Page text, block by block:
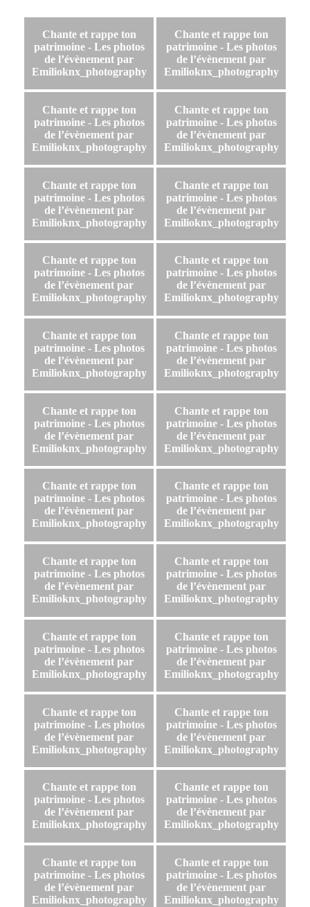
Chante et rappe ton
patrimoine - Les photos
de l’évènement par
Emilioknx_photography
Chante et rappe ton
patrimoine - Les photos
de l’évènement par
Emilioknx_photography
Chante et rappe ton
patrimoine - Les photos
de l’évènement par
Emilioknx_photography
Chante et rappe ton
patrimoine - Les photos
de l’évènement par
Emilioknx_photography
Chante et rappe ton
patrimoine - Les photos
de l’évènement par
Emilioknx_photography
Chante et rappe ton
patrimoine - Les photos
de l’évènement par
Emilioknx_photography
Chante et rappe ton
patrimoine - Les photos
de l’évènement par
Emilioknx_photography
Chante et rappe ton
patrimoine - Les photos
de l’évènement par
Emilioknx_photography
Chante et rappe ton
patrimoine - Les photos
de l’évènement par
Emilioknx_photography
Chante et rappe ton
patrimoine - Les photos
de l’évènement par
Emilioknx_photography
Chante et rappe ton
patrimoine - Les photos
de l’évènement par
Emilioknx_photography
Chante et rappe ton
patrimoine - Les photos
de l’évènement par
Emilioknx_photography
Chante et rappe ton
patrimoine - Les photos
de l’évènement par
Emilioknx_photography
Chante et rappe ton
patrimoine - Les photos
de l’évènement par
Emilioknx_photography
Chante et rappe ton
patrimoine - Les photos
de l’évènement par
Emilioknx_photography
Chante et rappe ton
patrimoine - Les photos
de l’évènement par
Emilioknx_photography
Chante et rappe ton
patrimoine - Les photos
de l’évènement par
Emilioknx_photography
Chante et rappe ton
patrimoine - Les photos
de l’évènement par
Emilioknx_photography
Chante et rappe ton
patrimoine - Les photos
de l’évènement par
Emilioknx_photography
Chante et rappe ton
patrimoine - Les photos
de l’évènement par
Emilioknx_photography
Chante et rappe ton
patrimoine - Les photos
de l’évènement par
Emilioknx_photography
Chante et rappe ton
patrimoine - Les photos
de l’évènement par
Emilioknx_photography
Chante et rappe ton
patrimoine - Les photos
de l’évènement par
Emilioknx_photography
Chante et rappe ton
patrimoine - Les photos
de l’évènement par
Emilioknx_photography